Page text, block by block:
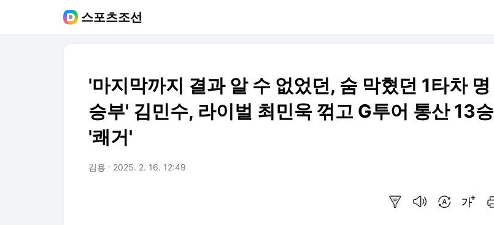
스포츠조선
'마지막까지 결과 알 수 없었던, 숨 막혔던 1타차 명
승부' 김민수, 라이벌 최민욱 꺾고 G투어 통산 13승
'쾌거'
김용 2025. 2. 16. 12:49